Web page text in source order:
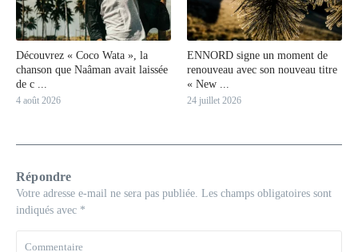
Découvrez « Coco Wata », la
chanson que Naâman avait laissée
de c ...
4 août 2026
ENNORD signe un moment de
renouveau avec son nouveau titre
« New ...
24 juillet 2026
Répondre
Votre adresse e-mail ne sera pas publiée. Les champs obligatoires sont
indiqués avec *